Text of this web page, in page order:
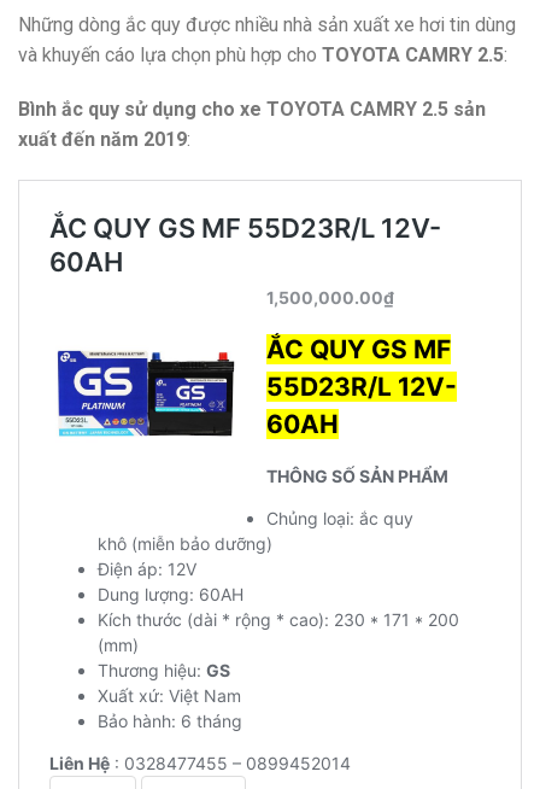
Những dòng ắc quy được nhiều nhà sản xuất xe hơi tin dùng
và khuyến cáo lựa chọn phù hợp cho TOYOTA CAMRY 2.5:
Bình ắc quy sử dụng cho xe TOYOTA CAMRY 2.5 sản
xuất đến năm 2019: